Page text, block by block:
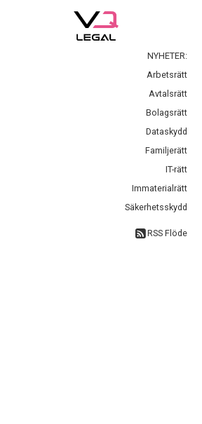
NYHETER:
Arbetsrätt
Avtalsrätt
Bolagsrätt
Dataskydd
Familjerätt
IT-rätt
Immaterialrätt
Säkerhetsskydd
RSS Flöde